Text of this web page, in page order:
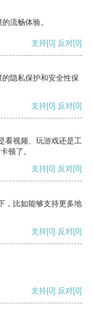
流畅体验。
支持[0] 反对[0]
隐私保护和安全性保
支持[0] 反对[0]
看视频、玩游戏还是工
顿了。
支持[0] 反对[0]
，比如能够支持更多地
支持[0] 反对[0]
支持[0] 反对[0]